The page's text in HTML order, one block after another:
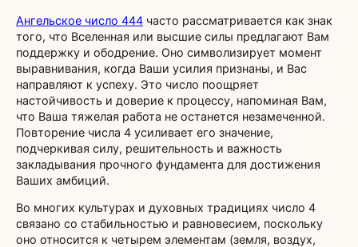
Ангельское число 444 часто рассматривается как знак
того, что Вселенная или высшие силы предлагают Вам
поддержку и ободрение. Оно символизирует момент
выравнивания, когда Ваши усилия признаны, и Вас
направляют к успеху. Это число поощряет
настойчивость и доверие к процессу, напоминая Вам,
что Ваша тяжелая работа не останется незамеченной.
Повторение числа 4 усиливает его значение,
подчеркивая силу, решительность и важность
закладывания прочного фундамента для достижения
Ваших амбиций.
Во многих культурах и духовных традициях число 4
связано со стабильностью и равновесием, поскольку
оно относится к четырем элементам (земля, воздух,